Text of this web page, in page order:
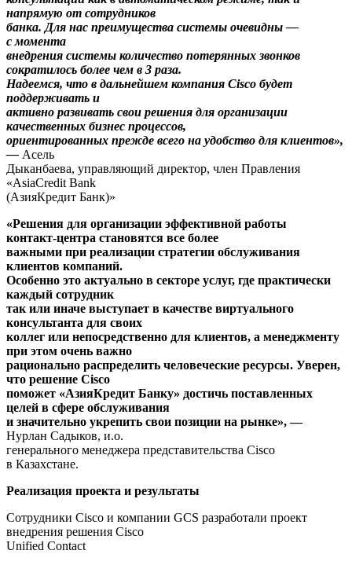
напрямую от сотрудников
банка. Для нас преимущества системы очевидны —
с момента
внедрения системы количество потерянных звонков
сократилось более чем в 3 раза.
Надеемся, что в дальнейшем компания Cisco будет
поддерживать и
активно развивать свои решения для организации
качественных бизнес процессов,
ориентированных прежде всего на удобство для клиентов»,
— Асель
Дыканбаева, управляющий директор, член Правления
«AsiaCredit Bank
(АзияКредит Банк)»
«Решения для организации эффективной работы
контакт‑центра становятся все более
важными при реализации стратегии обслуживания
клиентов компаний.
Особенно это актуально в секторе услуг, где практически
каждый сотрудник
так или иначе выступает в качестве виртуального
консультанта для своих
коллег или непосредственно для клиентов, а менеджменту
при этом очень важно
рационально распределить человеческие ресурсы. Уверен,
что решение Cisco
поможет «АзияКредит Банку» достичь поставленных
целей в сфере обслуживания
и значительно укрепить свои позиции на рынке», —
Нурлан Садыков, и.о.
генерального менеджера представительства Cisco
в Казахстане.
Реализация проекта и результаты
Сотрудники Cisco и компании GCS разработали проект
внедрения решения Cisco
Unified Contact